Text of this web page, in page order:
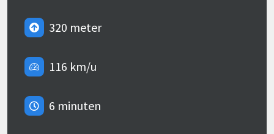
320 meter
116 km/u
6 minuten